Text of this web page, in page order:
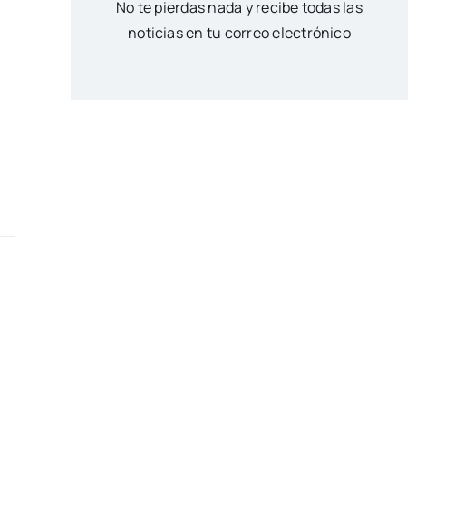
No te pierdas nada y recibe todas las
noticias en tu correo electrónico